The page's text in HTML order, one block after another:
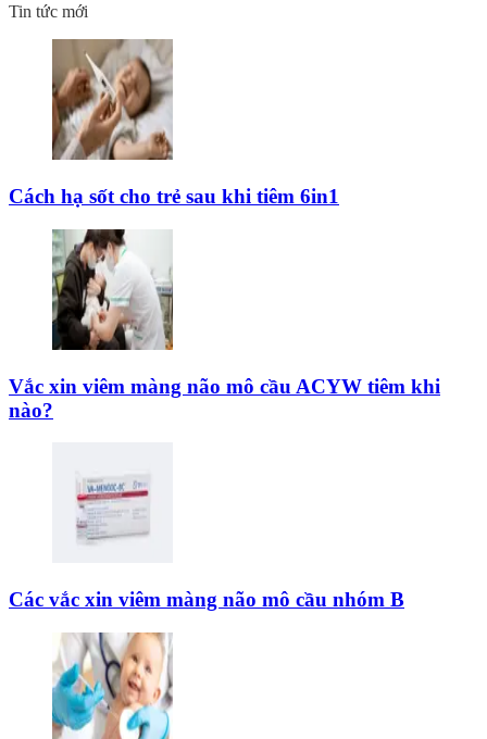
Tin tức mới
Cách hạ sốt cho trẻ sau khi tiêm 6in1
Vắc xin viêm màng não mô cầu ACYW tiêm khi
nào?
Các vắc xin viêm màng não mô cầu nhóm B